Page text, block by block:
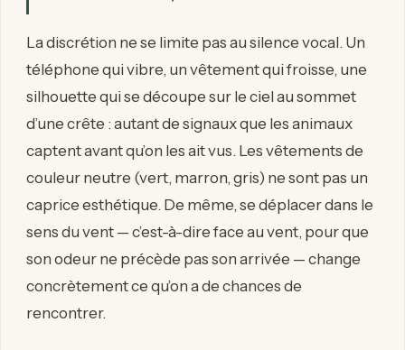
La discrétion ne se limite pas au silence vocal. Un
téléphone qui vibre, un vêtement qui froisse, une
silhouette qui se découpe sur le ciel au sommet
d’une crête : autant de signaux que les animaux
captent avant qu’on les ait vus. Les vêtements de
couleur neutre (vert, marron, gris) ne sont pas un
caprice esthétique. De même, se déplacer dans le
sens du vent — c’est-à-dire face au vent, pour que
son odeur ne précède pas son arrivée — change
concrètement ce qu’on a de chances de
rencontrer.